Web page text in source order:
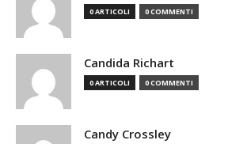
0 ARTICOLI 0 COMMENTI
Candida Richart
0 ARTICOLI 0 COMMENTI
Candy Crossley